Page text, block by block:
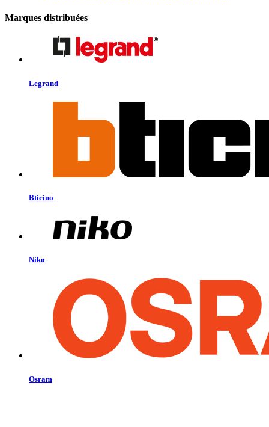
Marques distribuées
Legrand
Bticino
Niko
Osram